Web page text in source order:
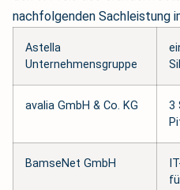
nachfolgenden Sachleistung
Astella
Unternehmensgruppe
avalia GmbH & Co. KG
3
BamseNet GmbH